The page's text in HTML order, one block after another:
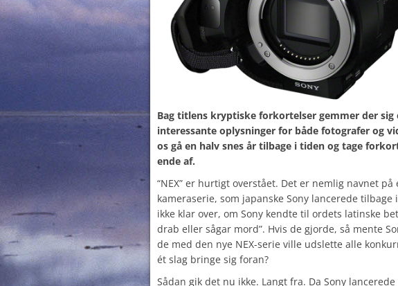
Bag titlens kryptiske forkortelser gemmer der sig
interessante oplysninger for både fotografer og
os gå en halv snes år tilbage i tiden og tage
ende af.
“NEX” er hurtigt overstået. Det er nemlig navnet på
kameraserie, som japanske Sony lancerede tilbage
ikke klar over, om Sony kendte til ordets latinske
drab eller sågar mord”. Hvis de gjorde, så mente
de med den nye NEX-serie ville udslette alle
ét slag bringe sig foran?
Sådan gik det nu ikke. Langt fra. Da Sony